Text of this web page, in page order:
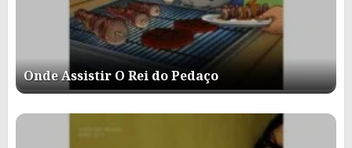
Onde Assistir O Rei do Pedaço